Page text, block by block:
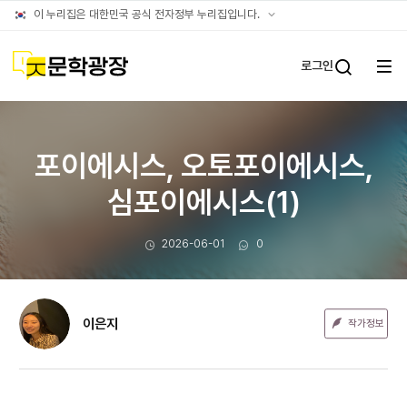
이 누리집은 대한민국 공식 전자정부 누리집입니다. 공식
문학광장 로그인
전체
포이에시스, 오토포이에시스,
심포이에시스(1)
작성일
2026-06-01 댓글수
0
이은지